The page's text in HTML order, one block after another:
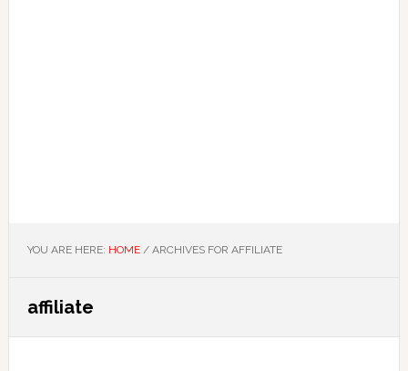
YOU ARE HERE: HOME /ARCHIVES FOR AFFILIATE
affiliate